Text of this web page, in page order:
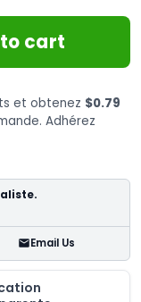
cart
et obtenez $0.79
Adhérez
Email Us